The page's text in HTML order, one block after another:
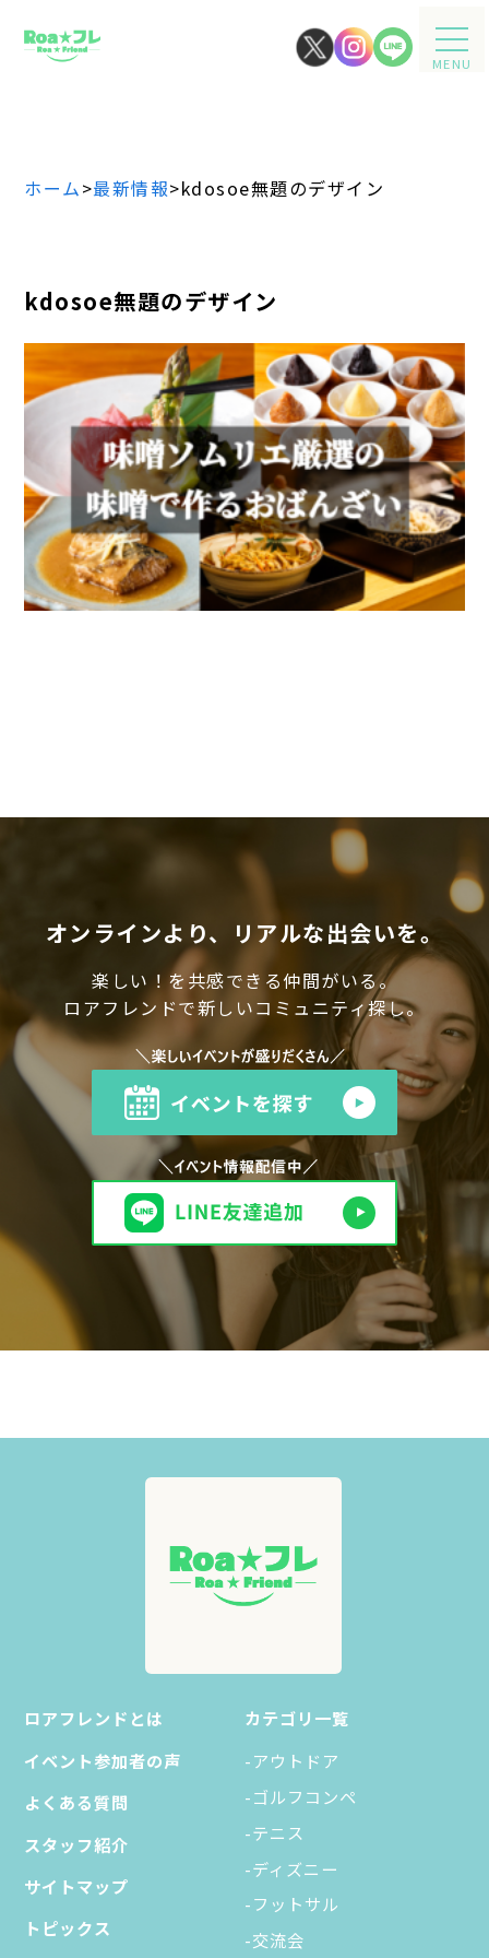
MENU
ホーム>最新情報>kdosoe無題のデザイン
kdosoe無題のデザイン
オンラインより、リアルな出会いを。
楽しい！を共感できる仲間がいる。
ロアフレンドで新しいコミュニティ探し。
ロアフレンドとは
イベント参加者の声
よくある質問
スタッフ紹介
サイトマップ
トピックス
カテゴリ一覧
-アウトドア
-ゴルフコンペ
-テニス
-ディズニー
-フットサル
-交流会